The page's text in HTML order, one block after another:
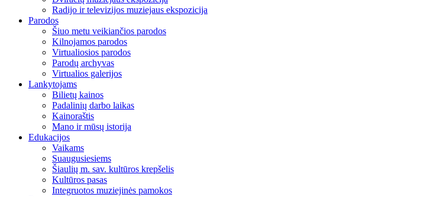
Radijo ir televizijos muziejaus ekspozicija
Parodos
Šiuo metu veikiančios parodos
Kilnojamos parodos
Virtualiosios parodos
Parodų archyvas
Virtualios galerijos
Lankytojams
Bilietų kainos
Padalinių darbo laikas
Kainoraštis
Mano ir mūsų istorija
Edukacijos
Vaikams
Suaugusiesiems
Šiaulių m. sav. kultūros krepšelis
Kultūros pasas
Integruotos muziejinės pamokos